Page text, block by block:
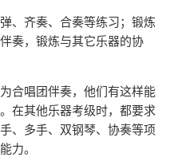
、齐奏、合奏等练习；锻炼
奏，锻炼与其它乐器的协
合唱团伴奏，他们有这样能
在其他乐器考级时，都要求
、多手、双钢琴、协奏等项
力。